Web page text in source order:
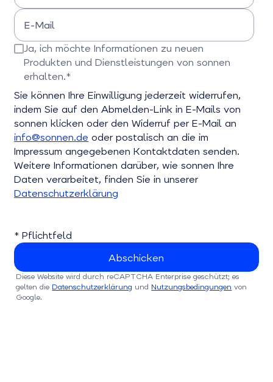
Bitte Nachname eingeben
E-Mail
Bitte E-Mail-Adresse eingeben
Ja, ich möchte Informationen zu neuen
Produkten und Dienstleistungen von sonnen
erhalten.*
Bitte bestätigen Sie dieses Feld
Sie können Ihre Einwilligung jederzeit widerrufen,
indem Sie auf den Abmelden-Link in E-Mails von
sonnen klicken oder den Widerruf per E-Mail an
info@sonnen.de oder postalisch an die im
Impressum angegebenen Kontaktdaten senden.
Weitere Informationen darüber, wie sonnen Ihre
Daten verarbeitet, finden Sie in unserer
Datenschutzerklärung
* Pflichtfeld
Diese Website wird durch reCAPTCHA Enterprise geschützt; es
gelten die Datenschutzerklärung und Nutzungsbedingungen von
Google.